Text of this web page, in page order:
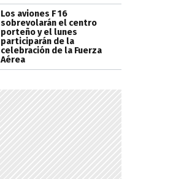
Los aviones F 16
sobrevolarán el centro
porteño y el lunes
participarán de la
celebración de la Fuerza
Aérea